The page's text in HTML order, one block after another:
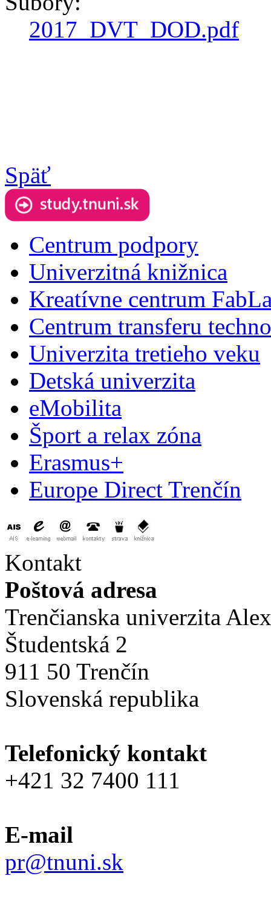
2017_DVT_DOD.pdf
Späť
Centrum podpory
Univerzitná knižnica
Kreatívne centrum
Centrum transferu
Univerzita tretieho veku
Detská univerzita
eMobilita
Šport a relax zóna
Erasmus+
Europe Direct Trenčín
Kontakt
Poštová adresa
Trenčianska univerzita
Študentská 2
911 50 Trenčín
Slovenská republika
Telefonický kontakt
+421 32 7400 111
E-mail
pr@tnuni.sk